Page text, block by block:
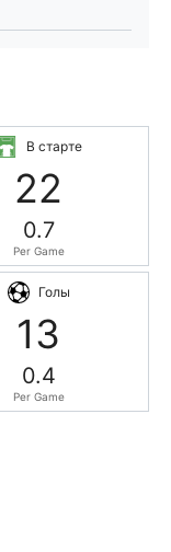
В старте
22
0.7
Per Game
Голы
13
0.4
Per Game